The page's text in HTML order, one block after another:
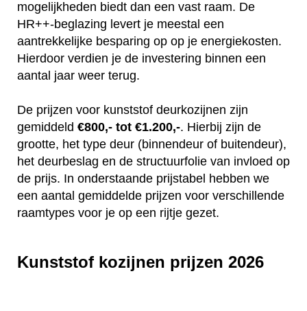
mogelijkheden biedt dan een vast raam. De
HR++-beglazing levert je meestal een
aantrekkelijke besparing op op je energiekosten.
Hierdoor verdien je de investering binnen een
aantal jaar weer terug.
De prijzen voor kunststof deurkozijnen zijn
gemiddeld €800,- tot €1.200,-. Hierbij zijn de
grootte, het type deur (binnendeur of buitendeur),
het deurbeslag en de structuurfolie van invloed op
de prijs. In onderstaande prijstabel hebben we
een aantal gemiddelde prijzen voor verschillende
raamtypes voor je op een rijtje gezet.
Kunststof kozijnen prijzen 2026